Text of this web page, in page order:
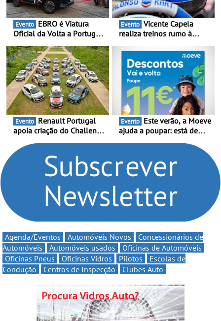
Evento
Oficial da Volta a Portugal
presença nacional ao lado
da mítica prova de ciclismo
e leva a sua gama SUV
multi-energia às estradas
de Portugal
Evento
realiza treinos rumo à
Portugal Karting e mira boa
estreia - O Campeonato
Portugal Karting 2026
decorre entre 1 de Março e
6 de Setembro
Evento
apoia criação do Challenge
compromisso com o
automobilismo nacional
continua em 2026
Evento
ajuda a poupar: está de
Volta” com descontos de
Agenda/Eventos Automóveis Novos
Concessionários de
Automóveis
Automóveis usados
Oficinas de Automóveis
Oficinas Pneus
Oficinas Vidros Pilotos
Escolas de
Condução
Centros de Inspecção Clubes Auto